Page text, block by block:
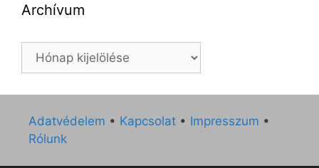
Archívum
Archívum
Adatvédelem • Kapcsolat • Impresszum •
Rólunk